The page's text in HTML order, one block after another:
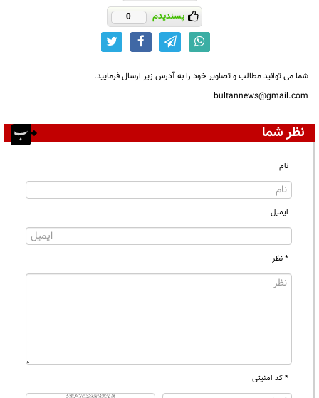
پسندیدم 0
شما می توانید مطالب و تصاویر خود را به آدرس زیر ارسال فرمایید.
bultannews@gmail.com
نظر شما
نام
ایمیل
* نظر
* کد امنیتی